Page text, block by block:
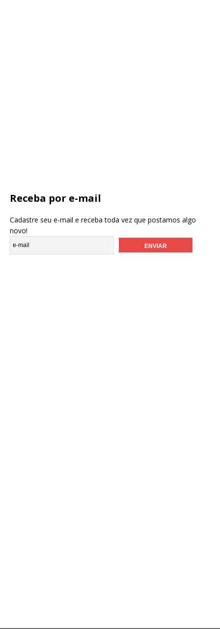
Receba por e-mail
Cadastre seu e-mail e receba toda vez que postamos algo
novo!